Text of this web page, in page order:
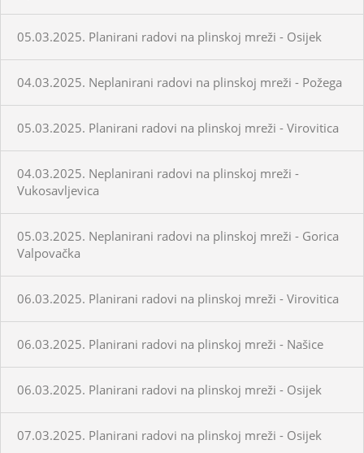
05.03.2025. Planirani radovi na plinskoj mreži - Osijek
04.03.2025. Neplanirani radovi na plinskoj mreži - Požega
05.03.2025. Planirani radovi na plinskoj mreži - Virovitica
04.03.2025. Neplanirani radovi na plinskoj mreži -
Vukosavljevica
05.03.2025. Neplanirani radovi na plinskoj mreži - Gorica
Valpovačka
06.03.2025. Planirani radovi na plinskoj mreži - Virovitica
06.03.2025. Planirani radovi na plinskoj mreži - Našice
06.03.2025. Planirani radovi na plinskoj mreži - Osijek
07.03.2025. Planirani radovi na plinskoj mreži - Osijek